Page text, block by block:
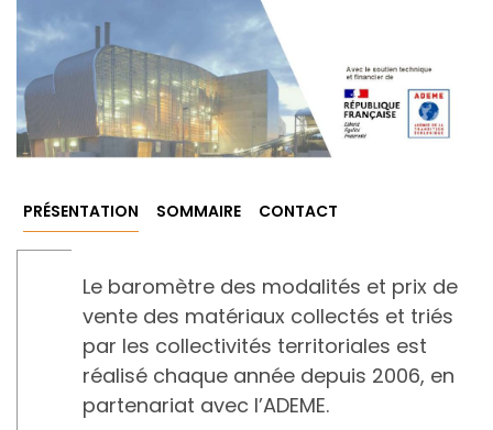
PRÉSENTATION SOMMAIRE CONTACT
Le baromètre des modalités et prix de
vente des matériaux collectés et triés
par les collectivités territoriales est
réalisé chaque année depuis 2006, en
partenariat avec l’ADEME.